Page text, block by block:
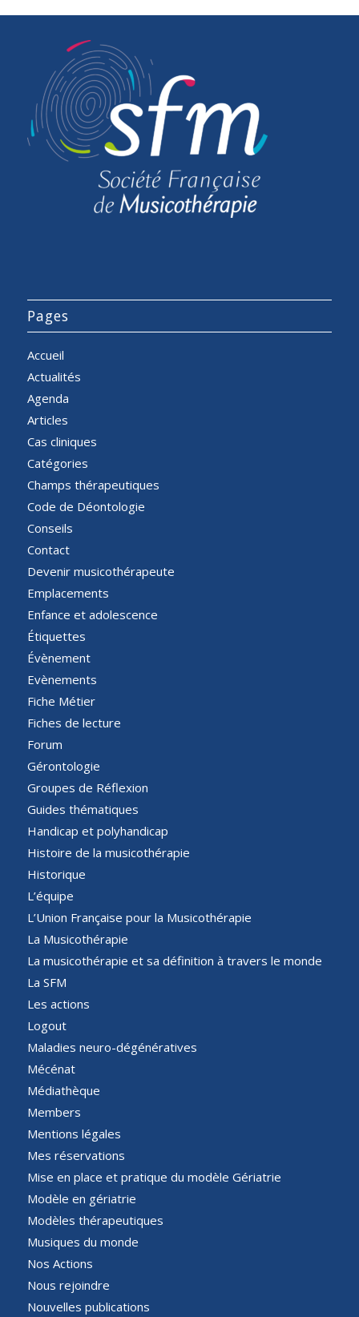
Pages
Accueil
Actualités
Agenda
Articles
Cas cliniques
Catégories
Champs thérapeutiques
Code de Déontologie
Conseils
Contact
Devenir musicothérapeute
Emplacements
Enfance et adolescence
Étiquettes
Évènement
Evènements
Fiche Métier
Fiches de lecture
Forum
Gérontologie
Groupes de Réflexion
Guides thématiques
Handicap et polyhandicap
Histoire de la musicothérapie
Historique
L’équipe
L’Union Française pour la Musicothérapie
La Musicothérapie
La musicothérapie et sa définition à travers le monde
La SFM
Les actions
Logout
Maladies neuro-dégénératives
Mécénat
Médiathèque
Members
Mentions légales
Mes réservations
Mise en place et pratique du modèle Gériatrie
Modèle en gériatrie
Modèles thérapeutiques
Musiques du monde
Nos Actions
Nous rejoindre
Nouvelles publications